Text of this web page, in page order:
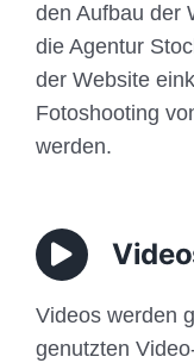
den Aufbau der
die Agentur
der Website
Fotoshooting
werden.
Videos werden
genutzten